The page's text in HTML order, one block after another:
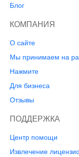
Блог
КОМПАНИЯ
О сайте
Мы принимаем на
Нажмите
Для бизнеса
Отзывы
ПОДДЕРЖКА
Центр помощи
Извлечение